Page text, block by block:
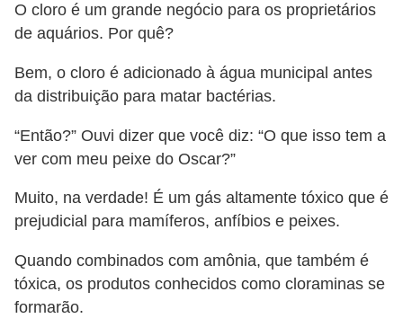
O cloro é um grande negócio para os proprietários
de aquários. Por quê?
Bem, o cloro é adicionado à água municipal antes
da distribuição para matar bactérias.
“Então?” Ouvi dizer que você diz: “O que isso tem a
ver com meu peixe do Oscar?”
Muito, na verdade! É um gás altamente tóxico que é
prejudicial para mamíferos, anfíbios e peixes.
Quando combinados com amônia, que também é
tóxica, os produtos conhecidos como cloraminas se
formarão.